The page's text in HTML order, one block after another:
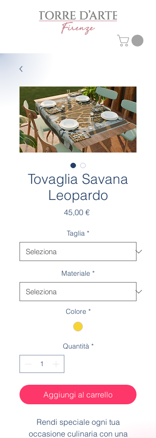
Tovaglia Savana
Leopardo
45,00 €Prezzo
Taglia *
Materiale *
Colore *
Quantità *
Aggiungi al carrello
Rendi speciale ogni tua
occasione culinaria con una